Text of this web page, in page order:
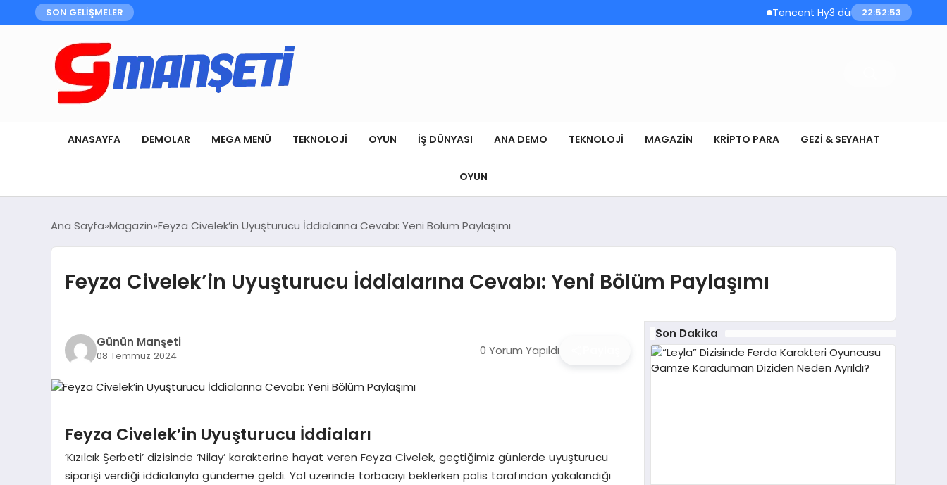
SON GELİŞMELER Tencent Hy3 dünya genelinde
22:52:53
ANASAYFA DEMOLAR MEGA MENÜ TEKNOLOJI OYUN İŞ DÜNYASI ANA DEMO TEKNOLOJI MAGAZIN KRIPTO PARA GEZI & SEYAHAT
OYUN
Ana Sayfa Magazin Feyza Civelek’in Uyuşturucu İddialarına Cevabı: Yeni Bölüm Paylaşımı
Feyza Civelek’in Uyuşturucu İddialarına Cevabı: Yeni Bölüm Paylaşımı
Günün Manşeti
08 Temmuz 2024 0 Yorum Yapıldı
Feyza Civelek’in Uyuşturucu İddiaları
‘Kızılcık Şerbeti’ dizisinde ‘Nilay’ karakterine hayat veren Feyza Civelek, geçtiğimiz günlerde uyuşturucu
siparişi verdiği iddialarıyla gündeme geldi. Yol üzerinde torbacıyı beklerken polis tarafından yakalandığı
Son Dakika